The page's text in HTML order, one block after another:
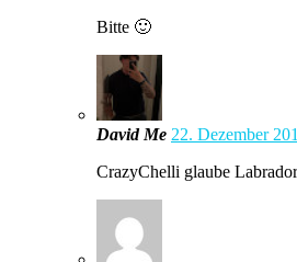
Bitte 🙂
David Me 22. Dezember
CrazyChelli glaube